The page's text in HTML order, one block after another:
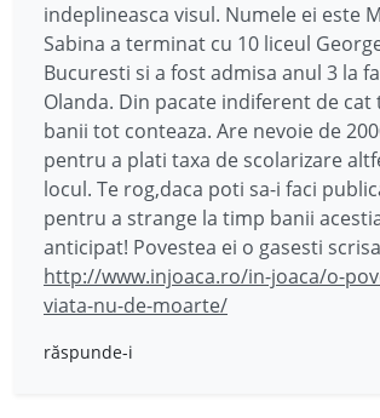
indeplineasca visul. Numele ei este
Sabina a terminat cu 10 liceul
Bucuresti si a fost admisa anul 3 la
Olanda. Din pacate indiferent de cat
banii tot conteaza. Are nevoie de
pentru a plati taxa de scolarizare
locul. Te rog,daca poti sa-i faci
pentru a strange la timp banii
anticipat! Povestea ei o gasesti
http://www.injoaca.ro/in-joaca/o-
viata-nu-de-moarte/
răspunde-i